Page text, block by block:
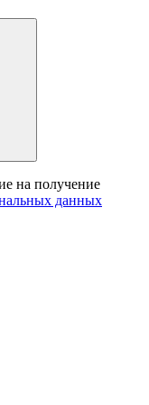
на получение
данных